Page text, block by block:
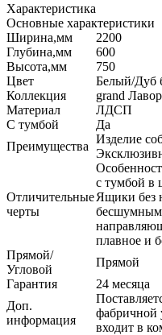
Характеристика
Основные характеристики
Ширина,мм
2200
Глубина,мм
600
Высота,мм
750
Цвет
Белый/Дуб
Коллекция
grand
Материал
ЛДСП
С тумбой
Да
Преимущества
Изделие
Отличительные
черты
с тумбой в
Ящики без
плавное и
Прямой/
Угловой
Прямой
Гарантия
24 месяца
Доп.
информация
фабричной
входит в